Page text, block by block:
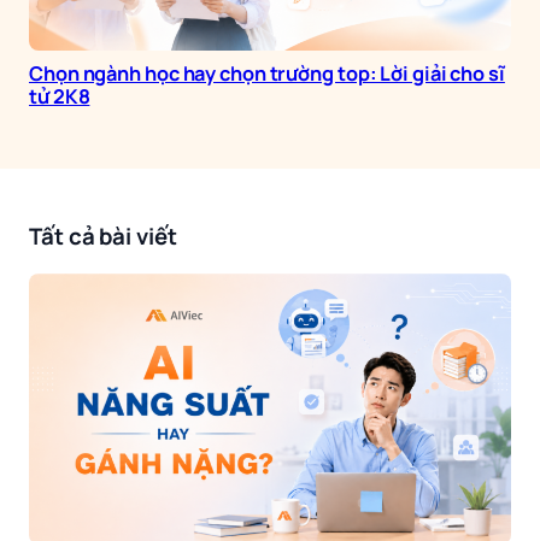
Chọn ngành học hay chọn trường top: Lời giải cho sĩ
tử 2K8
Tất cả bài viết